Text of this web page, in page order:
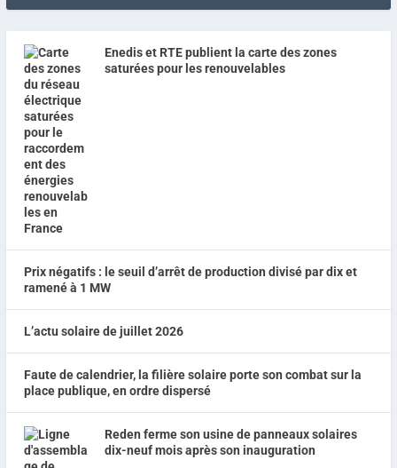
Enedis et RTE publient la carte des zones
saturées pour les renouvelables
Prix négatifs : le seuil d’arrêt de production divisé par dix et
ramené à 1 MW
L’actu solaire de juillet 2026
Faute de calendrier, la filière solaire porte son combat sur la
place publique, en ordre dispersé
Reden ferme son usine de panneaux solaires
dix-neuf mois après son inauguration